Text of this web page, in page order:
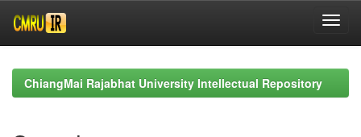
navigationChiangMai Rajabhat University Intellectual Repository